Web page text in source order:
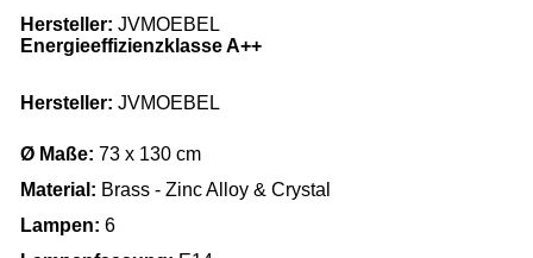
Hersteller: JVMOEBEL
Energieeffizienzklasse A++
Hersteller: JVMOEBEL
Ø Maße: 73 x 130 cm
Material: Brass - Zinc Alloy & Crystal
Lampen: 6